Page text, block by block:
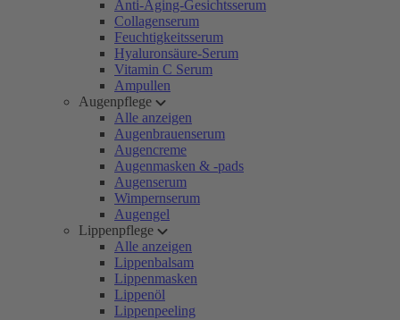
Anti-Aging-Gesichtsserum
Collagenserum
Feuchtigkeitsserum
Hyaluronsäure-Serum
Vitamin C Serum
Ampullen
Augenpflege
Alle anzeigen
Augenbrauenserum
Augencreme
Augenmasken & -pads
Augenserum
Wimpernserum
Augengel
Lippenpflege
Alle anzeigen
Lippenbalsam
Lippenmasken
Lippenöl
Lippenpeeling